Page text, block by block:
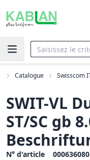
Catalogue Swisscom
SWIT-VL
ST/SC gb
N° d'article 000636080